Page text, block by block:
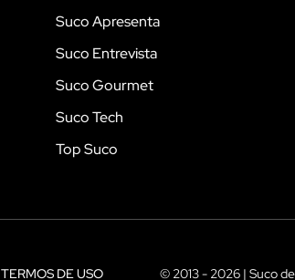
Suco Apresenta
Suco Entrevista
Suco Gourmet
Suco Tech
Top Suco
TERMOS DE USO © 2013 - 2026 | Suco